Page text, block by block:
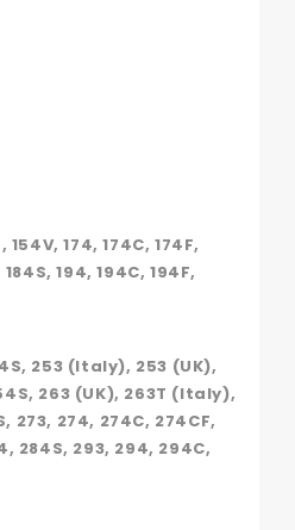
154V, 174, 174C, 174F,
194, 194C, 194F,
253 (Italy), 253 (UK),
263 (UK), 263T (Italy),
273, 274, 274C, 274CF,
284S, 293, 294, 294C,